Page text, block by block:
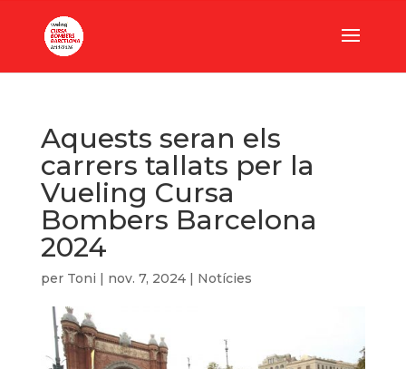
Aquests seran els
carrers tallats per la
Vueling Cursa
Bombers Barcelona
2024
per Toni | nov. 7, 2024| Notícies